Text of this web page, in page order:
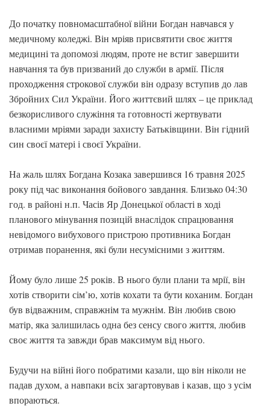
До початку повномасштабної війни Богдан навчався у
медичному коледжі. Він мріяв присвятити своє життя
медицині та допомозі людям, проте не встиг завершити
навчання та був призваний до служби в армії. Після
проходження строкової служби він одразу вступив до лав
Збройних Сил України. Його життєвий шлях – це приклад
безкорисливого служіння та готовності жертвувати
власними мріями заради захисту Батьківщини. Він гідний
син своєї матері і своєї України.
На жаль шлях Богдана Козака завершився 16 травня 2025
року під час виконання бойового завдання. Близько 04:30
год. в районі н.п. Часів Яр Донецької області в ході
планового мінування позицій внаслідок спрацювання
невідомого вибухового пристрою противника Богдан
отримав поранення, які були несумісними з життям.
Йому було лише 25 років. В нього були плани та мрії, він
хотів створити сім’ю, хотів кохати та бути коханим. Богдан
був відважним, справжнім та мужнім. Він любив свою
матір, яка залишилась одна без сенсу свого життя, любив
своє життя та завжди брав максимум від нього.
Будучи на війні його побратими казали, що він ніколи не
падав духом, а навпаки всіх загартовував і казав, що з усім
впораються.